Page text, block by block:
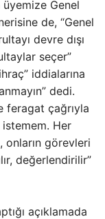
üyemize Genel
de, “Genel
devre dışı
seçer”
iddialarına
dedi.
feragat çağrıyla
istemem. Her
görevleri
değerlendirilir”
açıklamada